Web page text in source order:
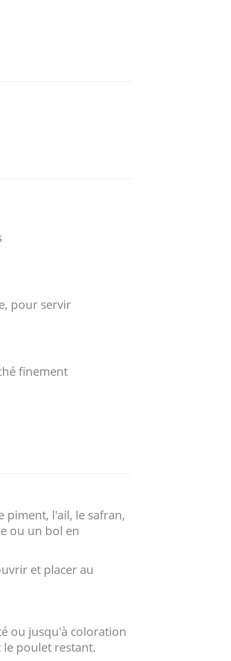
pour servir
finement
piment, l'ail, le safran,
ou un bol en
et placer au
ou jusqu'à coloration
le poulet restant.